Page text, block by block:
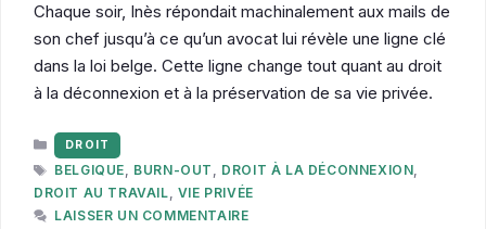
Chaque soir, Inès répondait machinalement aux mails de
son chef jusqu’à ce qu’un avocat lui révèle une ligne clé
dans la loi belge. Cette ligne change tout quant au droit
à la déconnexion et à la préservation de sa vie privée.
CATÉGORIES
DROIT
ÉTIQUETTES
BELGIQUE, BURN-OUT , DROIT À LA DÉCONNEXION,
DROIT AU TRAVAIL, VIE PRIVÉE
LAISSER UN COMMENTAIRE